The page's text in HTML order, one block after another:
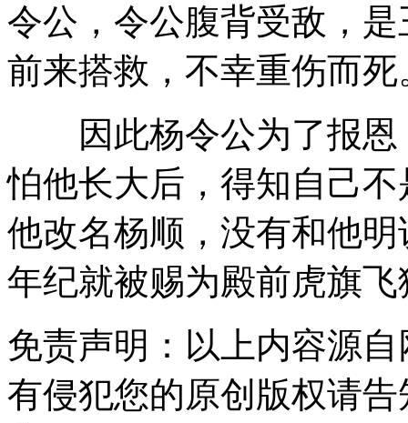
令公，令公腹背受敌，
前来搭救，不幸重伤而死
因此杨令公为了报恩
怕他长大后，得知自己
他改名杨顺，没有和他
年纪就被赐为殿前虎旗
免责声明：以上内容源
有侵犯您的原创版权请